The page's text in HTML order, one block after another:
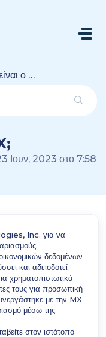
ο MX;
Ιουν, 2023 στο 7:58
Inc. για να
δεδομένων
και αδειοδοτεί
χρηματοπιστωτικά
τους για προσωπική
με την MX
μέσω της
στον ιστότοπό